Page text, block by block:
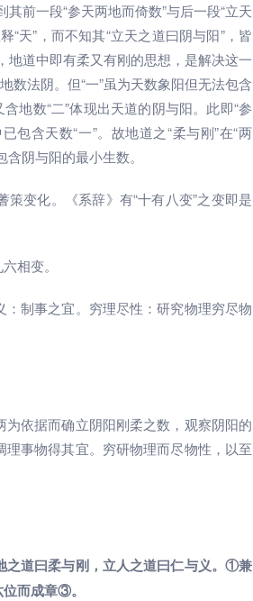
前一段“参天两地而倚数”与后一段“立天
天”，而不知其“立天之道曰阴与阳”，皆
地道中即有柔又有刚的思想，是解决这一
数法阴。但“一”虽为天数象阳但无法包含
地数“二”体现出天道的阴与阳。此即“参
包含天数“一”。故地道之“柔与刚”在“两
阴与阳的最小生数。
变化。《系辞》有“十有八变”之变即是
相变。
制事之宜。穷理尽性：研究物理穷尽物
依据而确立阴阳刚柔之数，观察阴阳的
事物得其宜。穷研物理而尽物性，以至
之道曰柔与刚，立人之道曰仁与义。①兼
而成章③。